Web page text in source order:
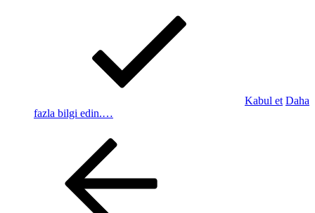
Kabul et Daha
fazla bilgi edin.…